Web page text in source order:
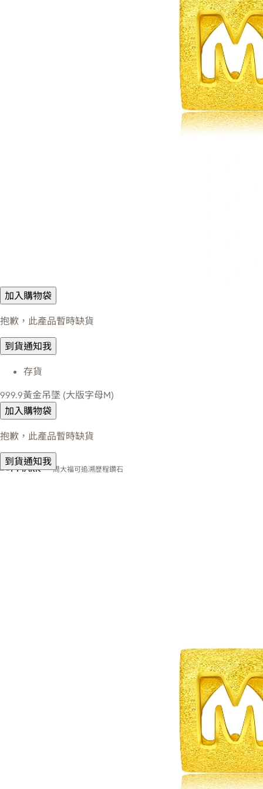
加入購物袋
抱歉，此產品暫時缺貨
到貨通知我
存貨
999.9黃金吊墜 (大版字母M)
加入購物袋
抱歉，此產品暫時缺貨
到貨通知我
周大福可追溯歷程鑽石